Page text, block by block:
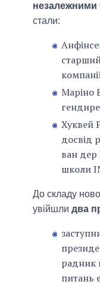
незалежними
стали:
Маріно
Хуквей
досвід
ван дер
школи
До складу
увійшли два
радник
питань